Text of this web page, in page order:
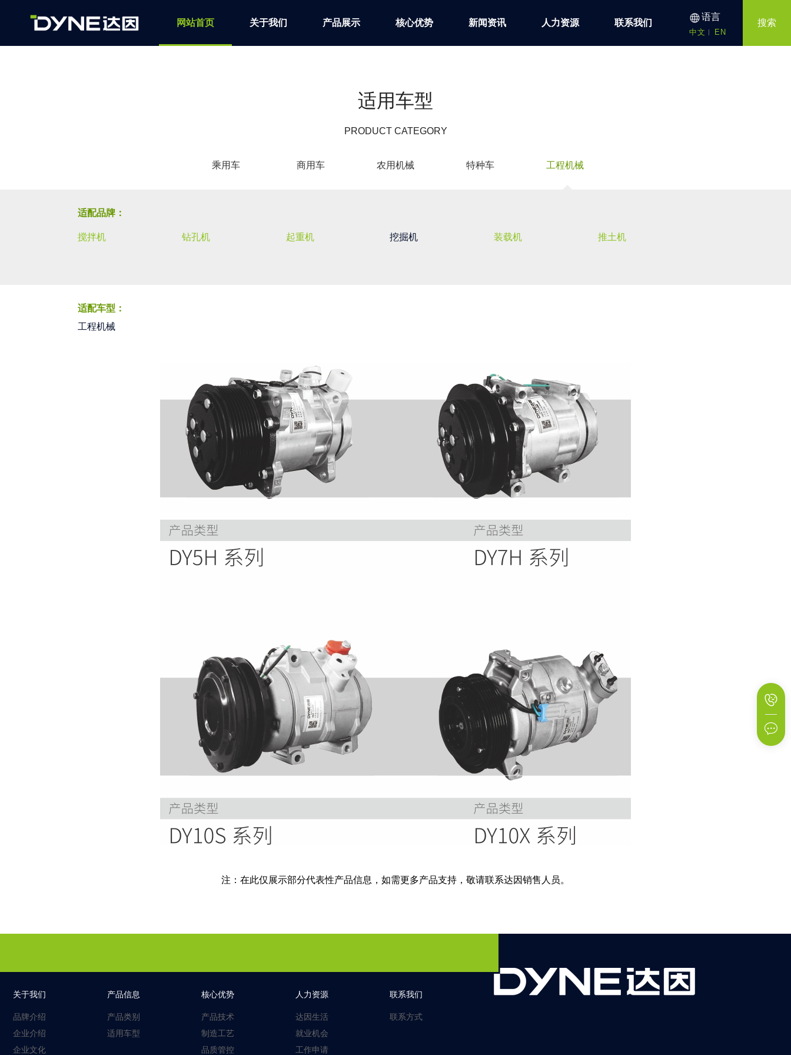
语言
中文 EN
搜索
网站首页 关于我们 产品展示 核心优势 新闻资讯 人力资源 联系我们
适用车型
PRODUCT CATEGORY
乘用车 商用车 农用机械 特种车 工程机械
适配品牌：
搅拌机 钻孔机 起重机 挖掘机 装载机 推土机
适配车型：
工程机械
注：在此仅展示部分代表性产品信息，如需更多产品支持，敬请联系达因销售人员。
关于我们
品牌介绍
企业介绍
企业文化
产品信息
产品类别
适用车型
核心优势
产品技术
制造工艺
品质管控
人力资源
达因生活
就业机会
工作申请
联系我们
联系方式